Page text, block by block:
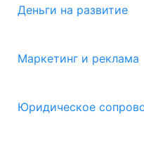
Деньги на развитие
Маркетинг и реклама
Юридическое